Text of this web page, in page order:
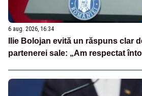
6 aug. 2026, 16:34
Ilie Bolojan evită un răspuns clar
partenerei sale: „Am respectat